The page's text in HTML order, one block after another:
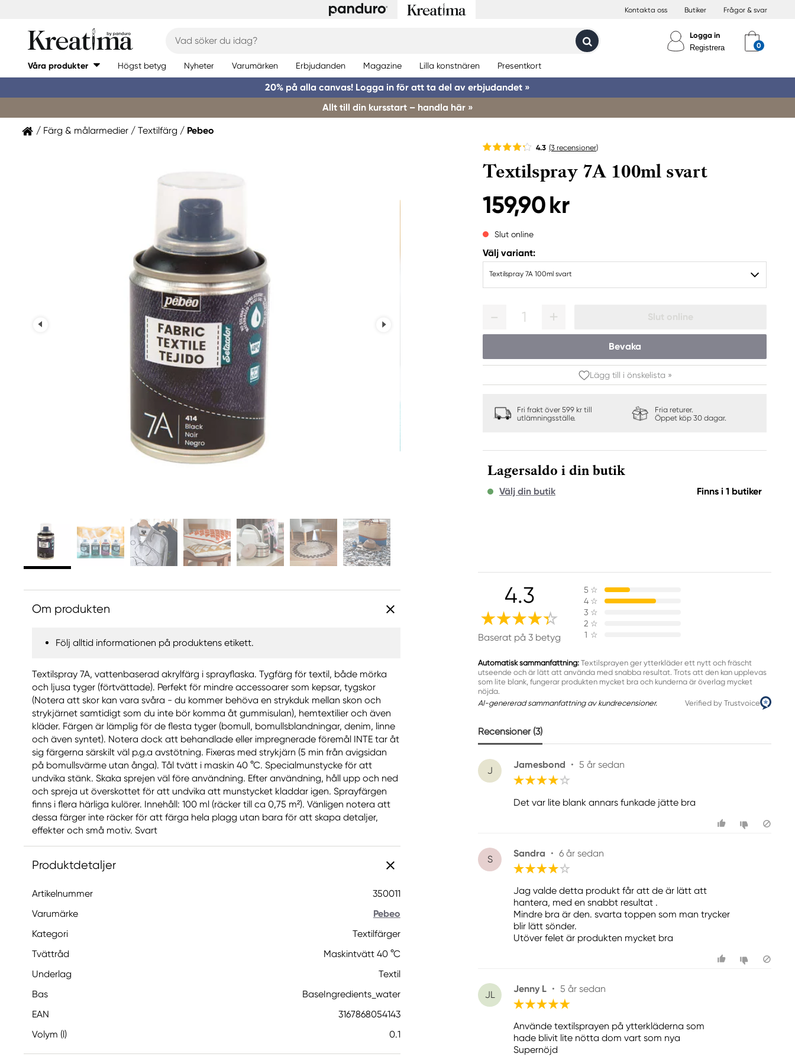
Kontakta oss Butiker Frågor & svar
Logga in
Registrera
Våra produkter Högst betyg Nyheter Varumärken Erbjudanden Magazine Lilla konstnären Presentkort
20% på alla canvas! Logga in för att ta del av erbjudandet »
Allt till din kursstart – handla här »
Färg & målarmedier Textilfärg Pebeo
4.3 (3 recensioner)
Textilspray 7A 100ml svart
159,90 kr
Slut online
Välj variant:
Textilspray 7A 100ml svart
1 Slut online
Bevaka
Lägg till i önskelista »
Fri frakt över 599 kr till
utlämningsställe.
Fria returer.
Öppet köp 30 dagar.
Lagersaldo i din butik
Välj din butik Finns i 1 butiker
Om produkten
Följ alltid informationen på produktens etikett.
Textilspray 7A, vattenbaserad akrylfärg i sprayflaska. Tygfärg för textil, både mörka
och ljusa tyger (förtvättade). Perfekt för mindre accessoarer som kepsar, tygskor
(Notera att skor kan vara svåra - du kommer behöva en strykduk mellan skon och
strykjärnet samtidigt som du inte bör komma åt gummisulan), hemtextilier och även
kläder. Färgen är lämplig för de flesta tyger (bomull, bomullsblandningar, denim, linne
och även syntet). Notera dock att behandlade eller impregnerade föremål INTE tar åt
sig färgerna särskilt väl p.g.a avstötning. Fixeras med strykjärn (5 min från avigsidan
på bomullsvärme utan ånga). Tål tvätt i maskin 40 °C. Specialmunstycke för att
undvika stänk. Skaka sprejen väl före användning. Efter användning, håll upp och ned
och spreja ut överskottet för att undvika att munstycket kladdar igen. Sprayfärgen
finns i flera härliga kulörer. Innehåll: 100 ml (räcker till ca 0,75 m²). Vänligen notera att
dessa färger inte räcker för att färga hela plagg utan bara för att skapa detaljer,
effekter och små motiv. Svart
Produktdetaljer
Artikelnummer
350011
Varumärke
Pebeo
Kategori
Textilfärger
Tvättråd
Maskintvätt 40 °C
Underlag
Textil
Bas
BaseIngredients_water
EAN
3167868054143
Volym (l)
0.1
4.3
Baserat på 3 betyg
5 ☆
4 ☆
3 ☆
2 ☆
1 ☆
Automatisk sammanfattning: Textilsprayen ger ytterkläder ett nytt och fräscht
utseende och är lätt att använda med snabba resultat. Trots att den kan upplevas
som lite blank, fungerar produkten mycket bra och kunderna är överlag mycket
nöjda.
AI-genererad sammanfattning av kundrecensioner.
Verified by Trustvoice
Recensioner (3)
J
Jamesbond • 5 år sedan
Det var lite blank annars funkade jätte bra
S
Sandra • 6 år sedan
Jag valde detta produkt får att de är lätt att
hantera, med en snabbt resultat .
Mindre bra är den. svarta toppen som man trycker
blir lätt sönder.
Utöver felet är produkten mycket bra
JL
Jenny L • 5 år sedan
Använde textilsprayen på ytterkläderna som
hade blivit lite nötta dom vart som nya
Supernöjd